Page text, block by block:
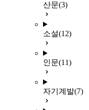
산문(3)
소설(12)
인문(11)
자기계발(7)